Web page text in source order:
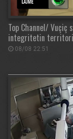
Top Channel/
integritetin
08/08 22:51